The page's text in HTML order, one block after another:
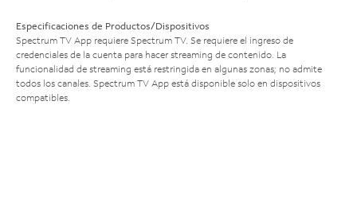
Especificaciones de Productos/Dispositivos
Spectrum TV App requiere Spectrum TV. Se requiere el ingreso de
credenciales de la cuenta para hacer streaming de contenido. La
funcionalidad de streaming está restringida en algunas zonas; no admite
todos los canales. Spectrum TV App está disponible solo en dispositivos
compatibles.